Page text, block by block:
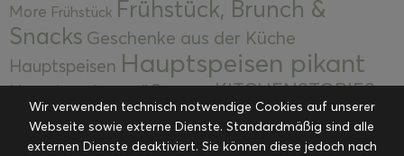
More Frühstück Frühstück, Brunch &
Snacks Geschenke aus der Küche
Hauptspeisen Hauptspeisen pikant
Hauptspeisen süßKekseKITCHENSTORIES
Kuchen, Torten & Desserts Kuchen und
Desserts Kulinarik Kulinarische Mitbringsel &
Wir verwenden technisch notwendige Cookies auf unserer
Webseite sowie externe Dienste. Standardmäßig sind alle
externen Dienste deaktiviert. Sie können diese jedoch nach